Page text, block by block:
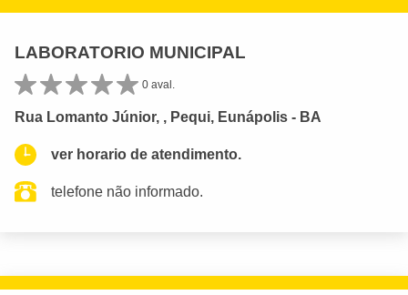
LABORATORIO MUNICIPAL
0 aval.
Rua Lomanto Júnior, , Pequi, Eunápolis - BA
ver horario de atendimento.
telefone não informado.